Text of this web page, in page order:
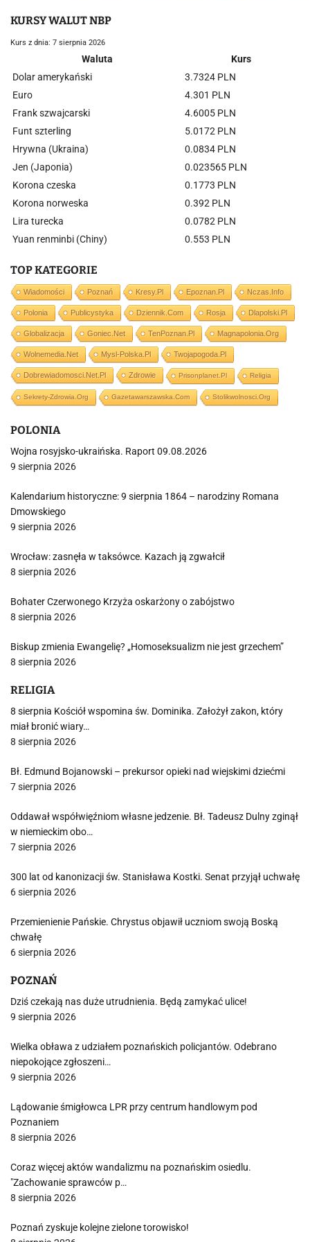
KURSY WALUT NBP
Kurs z dnia: 7 sierpnia 2026
Waluta
Kurs
Dolar amerykański
3.7324 PLN
Euro
4.301 PLN
Frank szwajcarski
4.6005 PLN
Funt szterling
5.0172 PLN
Hrywna (Ukraina)
0.0834 PLN
Jen (Japonia)
0.023565 PLN
Korona czeska
0.1773 PLN
Korona norweska
0.392 PLN
Lira turecka
0.0782 PLN
Yuan renminbi (Chiny)
0.553 PLN
TOP KATEGORIE
Wiadomości Poznań Kresy.pl Epoznan.pl Nczas.info
Polonia Publicystyka Dziennik.com Rosja Dlapolski.pl
Globalizacja Goniec.net TenPoznan.pl Magnapolonia.org
Wolnemedia.net Mysl-Polska.pl Twojapogoda.pl
Dobrewiadomosci.net.pl Zdrowie Prisonplanet.pl Religia
Sekrety-Zdrowia.org Gazetawarszawska.com Stolikwolnosci.org
POLONIA
Wojna rosyjsko-ukraińska. Raport 09.08.2026
9 sierpnia 2026
Kalendarium historyczne: 9 sierpnia 1864 – narodziny Romana
Dmowskiego
9 sierpnia 2026
Wrocław: zasnęła w taksówce. Kazach ją zgwałcił
8 sierpnia 2026
Bohater Czerwonego Krzyża oskarżony o zabójstwo
8 sierpnia 2026
Biskup zmienia Ewangelię? „Homoseksualizm nie jest grzechem”
8 sierpnia 2026
RELIGIA
8 sierpnia Kościół wspomina św. Dominika. Założył zakon, który
miał bronić wiary…
8 sierpnia 2026
Bł. Edmund Bojanowski – prekursor opieki nad wiejskimi dziećmi
7 sierpnia 2026
Oddawał współwięźniom własne jedzenie. Bł. Tadeusz Dulny zginął
w niemieckim obo…
7 sierpnia 2026
300 lat od kanonizacji św. Stanisława Kostki. Senat przyjął uchwałę
6 sierpnia 2026
Przemienienie Pańskie. Chrystus objawił uczniom swoją Boską
chwałę
6 sierpnia 2026
POZNAŃ
Dziś czekają nas duże utrudnienia. Będą zamykać ulice!
9 sierpnia 2026
Wielka obława z udziałem poznańskich policjantów. Odebrano
niepokojące zgłoszeni…
9 sierpnia 2026
Lądowanie śmigłowca LPR przy centrum handlowym pod
Poznaniem
8 sierpnia 2026
Coraz więcej aktów wandalizmu na poznańskim osiedlu.
"Zachowanie sprawców p…
8 sierpnia 2026
Poznań zyskuje kolejne zielone torowisko!